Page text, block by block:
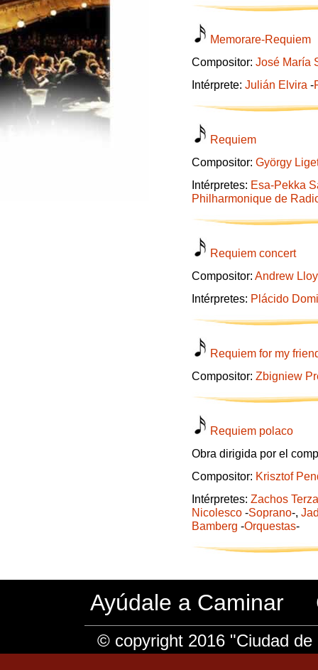
Memorare-Requiem
Compositor: José María
Intérprete: Julián Elvira -
Requiem
Compositor: György
Intérpretes: Esa-Pekka
Philharmonique de
Requiem concert
Compositor: Andrew
Intérpretes: Plácido
Requiem for my
Compositor: Zbigniew
Requiem polaco
Obra dirigida por el
Compositor: Krisztof
Intérpretes: Zachos
Nicolesco -Soprano-,
Bamberg -Orquestas-
Ayúdale a Caminar
© copyright 2016 "Ciudad